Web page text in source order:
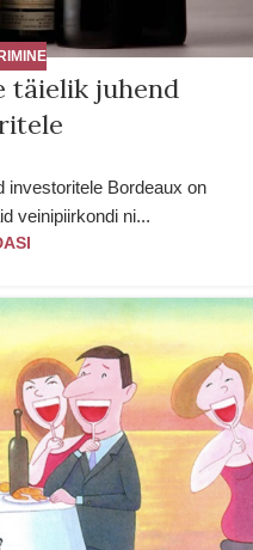
täielik juhend
investoritele Bordeaux on
veinipiirkondi ni...